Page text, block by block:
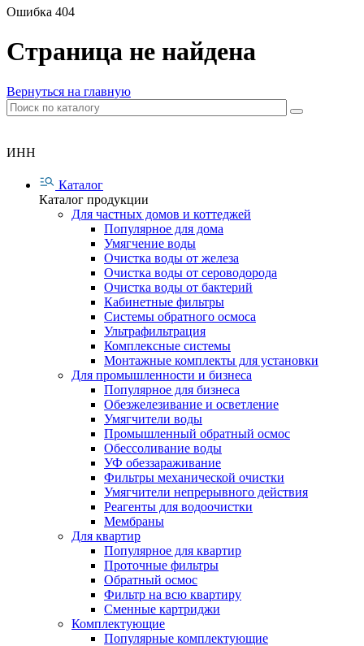
Ошибка 404
Страница не найдена
Вернуться на главную
ИНН
Каталог
Каталог продукции
Для частных домов и коттеджей
Популярное для дома
Умягчение воды
Очистка воды от железа
Очистка воды от сероводорода
Очистка воды от бактерий
Кабинетные фильтры
Системы обратного осмоса
Ультрафильтрация
Комплексные системы
Монтажные комплекты для установки
Для промышленности и бизнеса
Популярное для бизнеса
Обезжелезивание и осветление
Умягчители воды
Промышленный обратный осмос
Обессоливание воды
УФ обеззараживание
Фильтры механической очистки
Умягчители непрерывного действия
Реагенты для водоочистки
Мембраны
Для квартир
Популярное для квартир
Проточные фильтры
Обратный осмос
Фильтр на всю квартиру
Сменные картриджи
Комплектующие
Популярные комплектующие